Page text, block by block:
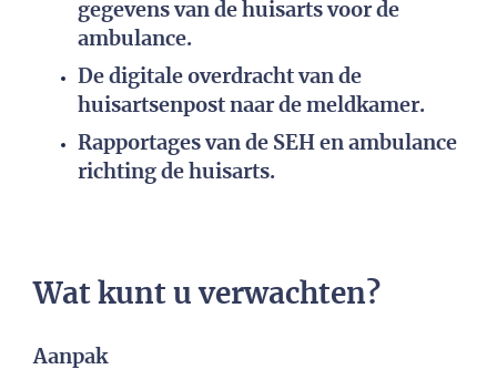
gegevens van de huisarts voor de
ambulance.
De digitale overdracht van de
huisartsenpost naar de meldkamer.
Rapportages van de SEH en ambulance
richting de huisarts.
Wat kunt u verwachten?
Aanpak